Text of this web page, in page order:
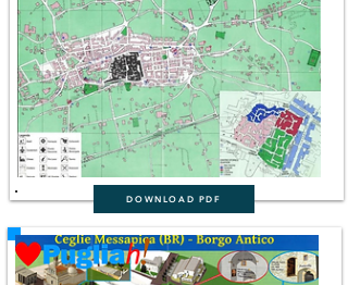
DOWNLOAD PDF